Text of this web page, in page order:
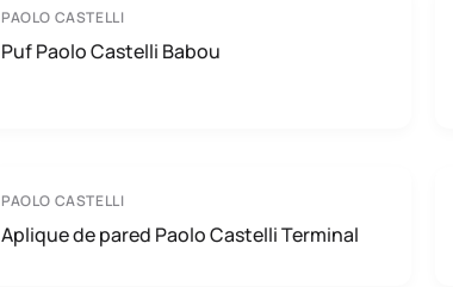
PAOLO CASTELLI
Puf Paolo Castelli Babou
PAOLO CASTELLI
Aplique de pared Paolo Castelli Terminal